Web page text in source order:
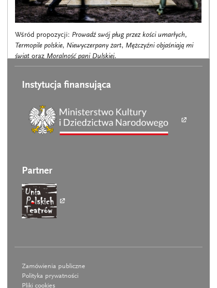
Wśród propozycji: Prowadź swój pług przez kości umarłych,
Termopile polskie, Niewyczerpany żart, Mężczyźni objaśniają mi
światorazMoralność pani Dulskiej.
Instytucja finansująca
Partner
Zamówienia publiczne
Polityka prywatności
Pliki cookies